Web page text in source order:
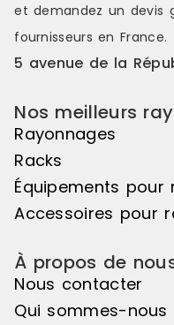
et demandez un devis
fournisseurs en France.
5 avenue de la
Nos meilleurs
Rayonnages
Racks
Équipements
Accessoires pour
À propos de
Nous contacter
Qui sommes-nous